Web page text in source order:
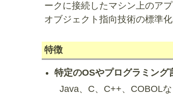
ークに接続したマシン上のア
オブジェクト指向技術の標準
特徴
特定のOSやプログラミング
Java、C、C++、COBOL